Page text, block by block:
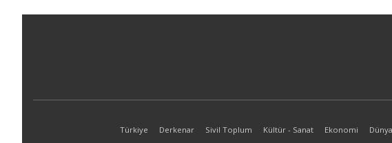
Türkiye Derkenar Sivil Toplum Kültür - Sanat Ekonomi Dünya